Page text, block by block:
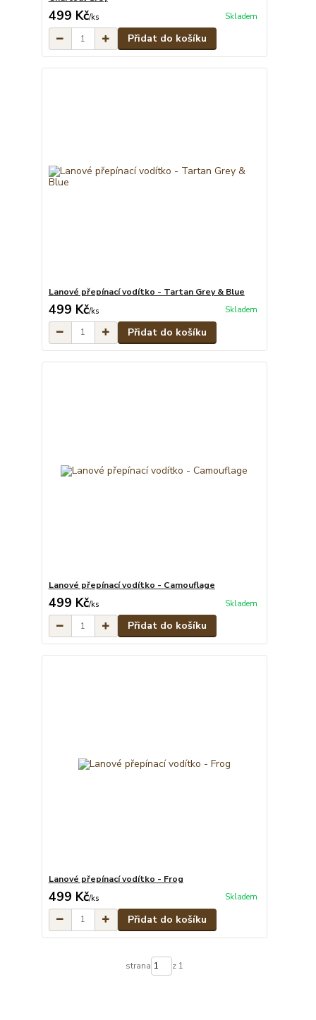
499 Kč/ks Skladem
Přidat do košíku
Lanové přepínací vodítko - Tartan Grey & Blue
499 Kč/ks Skladem
Přidat do košíku
Lanové přepínací vodítko - Camouflage
499 Kč/ks Skladem
Přidat do košíku
Lanové přepínací vodítko - Frog
499 Kč/ks Skladem
Přidat do košíku
strana z 1